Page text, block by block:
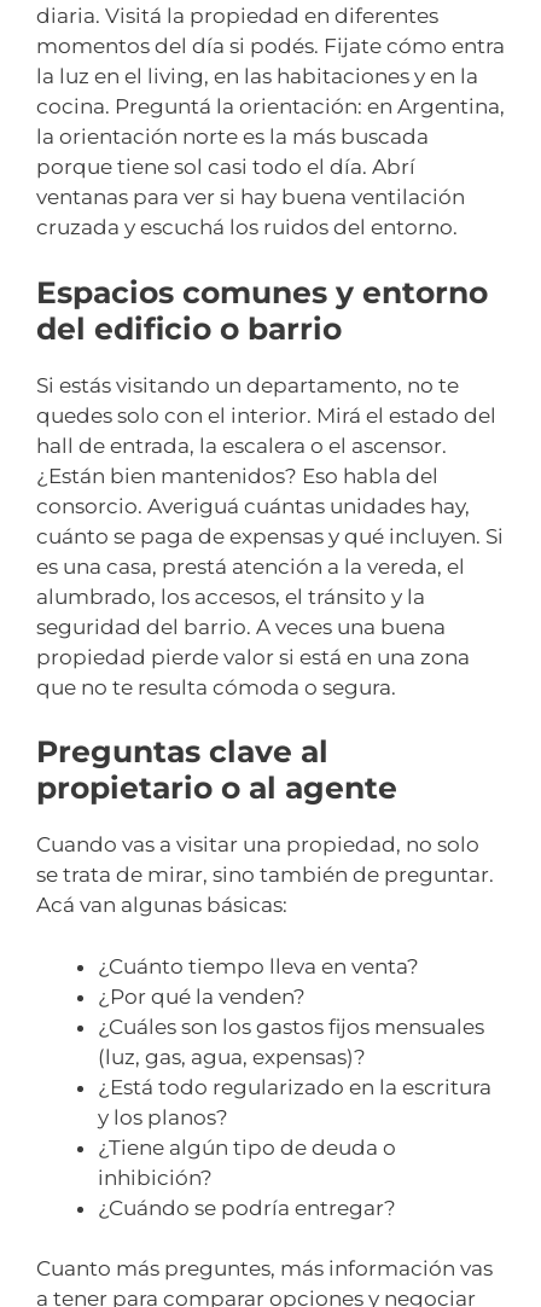
diaria. Visitá la propiedad en diferentes
momentos del día si podés. Fijate cómo entra
la luz en el living, en las habitaciones y en la
cocina. Preguntá la orientación: en Argentina,
la orientación norte es la más buscada
porque tiene sol casi todo el día. Abrí
ventanas para ver si hay buena ventilación
cruzada y escuchá los ruidos del entorno.
Espacios comunes y entorno
del edificio o barrio
Si estás visitando un departamento, no te
quedes solo con el interior. Mirá el estado del
hall de entrada, la escalera o el ascensor.
¿Están bien mantenidos? Eso habla del
consorcio. Averiguá cuántas unidades hay,
cuánto se paga de expensas y qué incluyen. Si
es una casa, prestá atención a la vereda, el
alumbrado, los accesos, el tránsito y la
seguridad del barrio. A veces una buena
propiedad pierde valor si está en una zona
que no te resulta cómoda o segura.
Preguntas clave al
propietario o al agente
Cuando vas a visitar una propiedad, no solo
se trata de mirar, sino también de preguntar.
Acá van algunas básicas:
¿Cuánto tiempo lleva en venta?
¿Por qué la venden?
¿Cuáles son los gastos fijos mensuales
(luz, gas, agua, expensas)?
¿Está todo regularizado en la escritura
y los planos?
¿Tiene algún tipo de deuda o
inhibición?
¿Cuándo se podría entregar?
Cuanto más preguntes, más información vas
a tener para comparar opciones y negociar